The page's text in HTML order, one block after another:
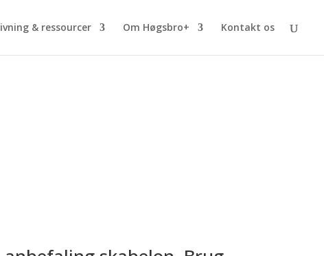
& ressourcer Om Høgsbro+ Kontakt os